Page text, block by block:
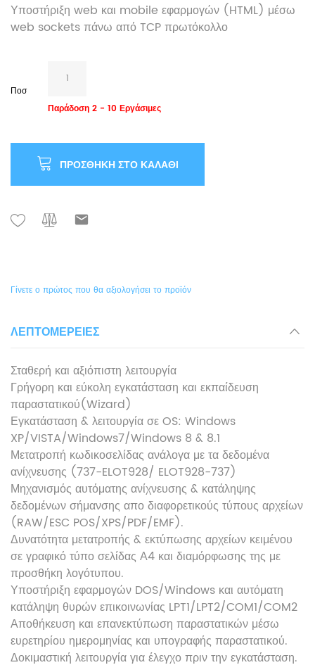
Υποστήριξη web και mobile εφαρμογών (HTML) μέσω
web sockets πάνω από TCP πρωτόκολλο
Ποσ
Παράδοση 2 - 10 Εργάσιμες
ΠΡΟΣΘΉΚΗ ΣΤΟ ΚΑΛΆΘΙ
Γίνετε ο πρώτος που θα αξιολογήσει το προϊόν
ΛΕΠΤΟΜΈΡΕΙΕΣ
Σταθερή και αξιόπιστη λειτουργία
Γρήγορη και εύκολη εγκατάσταση και εκπαίδευση
παραστατικού(Wizard)
Εγκατάσταση & λειτουργία σε OS: Windows
XP/VISTA/Windows7/Windows 8 & 8.1
Μετατροπή κωδικοσελίδας ανάλογα με τα δεδομένα
ανίχνευσης (737-ELOT928/ ELOT928-737)
Μηχανισμός αυτόματης ανίχνευσης & κατάληψης
δεδομένων σήμανσης απο διαφορετικούς τύπους αρχείων
(RAW/ESC POS/XPS/PDF/EMF).
Δυνατότητα μετατροπής & εκτύπωσης αρχείων κειμένου
σε γραφικό τύπο σελίδας Α4 και διαμόρφωσης της με
προσθήκη λογότυπου.
Υποστήριξη εφαρμογών DOS/Windows και αυτόματη
κατάληψη θυρών επικοινωνίας LPT1/LPT2/COM1/COM2
Αποθήκευση και επανεκτύπωση παραστατικών μέσω
ευρετηρίου ημερομηνίας και υπογραφής παραστατικού.
Δοκιμαστική λειτουργία για έλεγχο πριν την εγκατάσταση.